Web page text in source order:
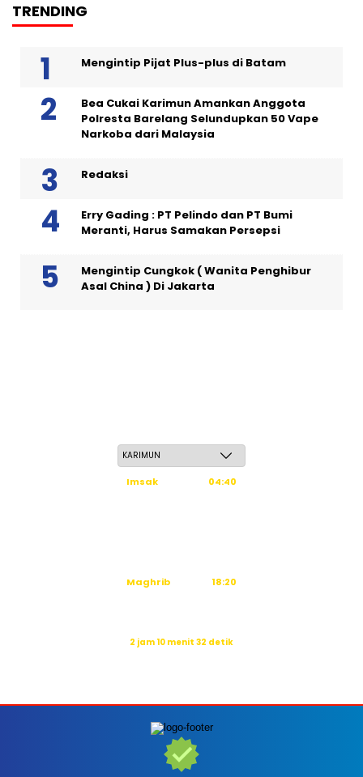
TRENDING
Mengintip Pijat Plus-plus di Batam
Bea Cukai Karimun Amankan Anggota
Polresta Barelang Selundupkan 50 Vape
Narkoba dari Malaysia
Redaksi
Erry Gading : PT Pelindo dan PT Bumi
Meranti, Harus Samakan Persepsi
Mengintip Cungkok ( Wanita Penghibur
Asal China ) Di Jakarta
Imsak
04:40
Maghrib
18:20
2 jam 10 menit 31 detik